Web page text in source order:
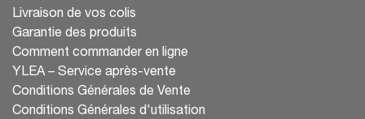
Livraison de vos colis
Garantie des produits
Comment commander en ligne
YLEA – Service après-vente
Conditions Générales de Vente
Conditions Générales d'utilisation